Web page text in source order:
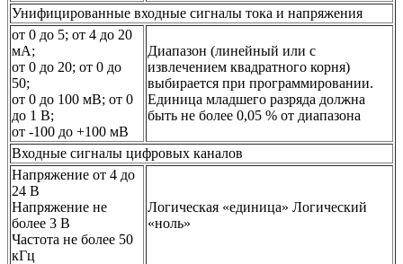
Унифицированные входные сигналы тока и напряжения
от 0 до 5; от 4 до 20
мА;
от 0 до 20; от 0 до
50;
от 0 до 100 мВ; от 0
до 1 В;
от -100 до +100 мВ
Диапазон (линейный или с
извлечением квадратного корня)
выбирается при программировании.
Единица младшего разряда должна
быть не более 0,05 % от диапазона
Входные сигналы цифровых каналов
Напряжение от 4 до
24 В
Напряжение не
более 3 В
Частота не более 50
кГц
Логическая «единица» Логический
«ноль»